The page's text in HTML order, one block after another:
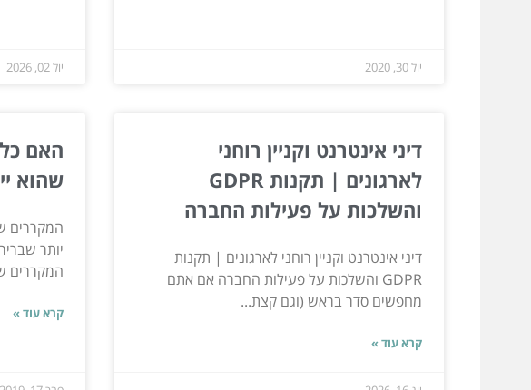
יול 30, 2020 יול 02, 2026
דיני אינטרנט וקניין רוחני
לארגונים | תקנות GDPR
והשלכות על פעילות החברה
דיני אינטרנט וקניין רוחני לארגונים | תקנות
GDPR והשלכות על פעילות החברה אם אתם
מחפשים סדר בראש (וגם קצת...
קרא עוד »
האם
שהוא
המקררים
יותר
המקררים
קרא עוד »